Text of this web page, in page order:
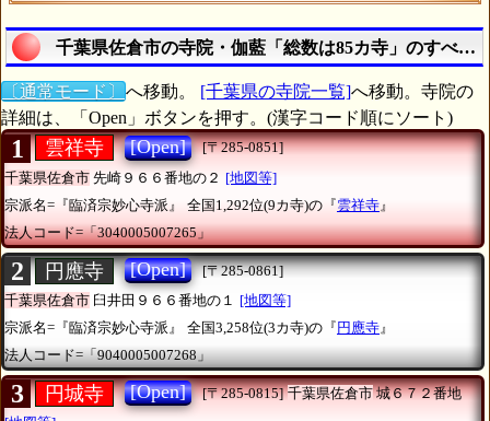
千葉県佐倉市の寺院・伽藍「総数は85カ寺」のすべて
〔通常モード〕 へ移動。 [千葉県の寺院一覧]へ移動。寺院の
詳細は、「Open」ボタンを押す。(漢字コード順にソート)
1 雲祥寺 [Open]
[〒285-0851]
千葉県佐倉市 先崎９６６番地の２ [地図等]
宗派名=『臨済宗妙心寺派』
全国1,292位(9カ寺)の『雲祥寺 』
法人コード=「3040005007265」
2 円應寺 [Open]
[〒285-0861]
千葉県佐倉市 臼井田９６６番地の１ [地図等]
宗派名=『臨済宗妙心寺派』
全国3,258位(3カ寺)の『 円應寺』
法人コード=「9040005007268」
3 円城寺 [Open] [〒285-0815] 千葉県佐倉市城６７２番地